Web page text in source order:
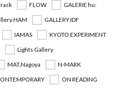
FLOW
GALERIE hu:
HAM
GALLERY IDF
IAMAS
KYOTO EXPERIMENT
Lights Gallery
MAT,Nagoya
N-MARK
ON READING